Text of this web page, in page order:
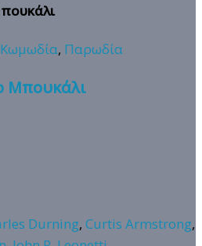
Κωμωδία, Παρωδία
Μπουκάλι
Durning, Curtis Armstrong,